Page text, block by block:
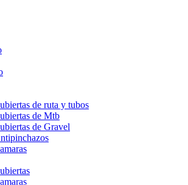
de ruta y tubos
de Mtb
de Gravel